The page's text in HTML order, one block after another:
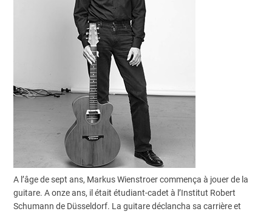
A l’âge de sept ans, Markus Wienstroer commença à jouer de la
guitare. A onze ans, il était étudiant-cadet à l’Institut Robert
Schumann de Düsseldorf. La guitare déclancha sa carrière et